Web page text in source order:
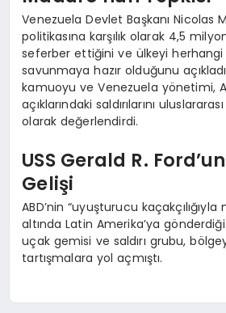
Venezuela Devlet Başkanı Nicolas
politikasına karşılık olarak 4,5
seferber ettiğini ve ülkeyi herhangi
savunmaya hazır olduğunu
kamuoyu ve Venezuela yönetimi,
açıklarındaki saldırılarını
olarak değerlendirdi.
USS Gerald R.
Gelişi
ABD’nin “uyuşturucu kaçakçılığıyla
altında Latin Amerika’ya gönderdiği
uçak gemisi ve saldırı grubu,
tartışmalara yol açmıştı.